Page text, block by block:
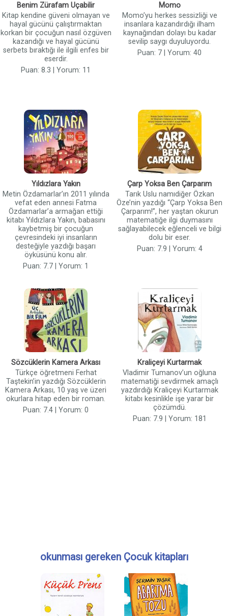
Benim Zürafam Uçabilir
Kitap kendine güveni olmayan ve
hayal gücünü çalıştırmaktan
korkan bir çocuğun nasıl özgüven
kazandığı ve hayal gücünü
serbets bıraktığı ile ilgili enfes bir
eserdir.
Puan: 8.3 | Yorum: 11
Momo
Momo’yu herkes sessizliği ve
insanlara kazandırdığı ilham
kaynağından dolayı bu kadar
sevilip saygı duyuluyordu.
Puan: 7 | Yorum: 40
Yıldızlara Yakın
Metin Özdamarlar’ın 2011 yılında
vefat eden annesi Fatma
Özdamarlar’a armağan ettiği
kitabı Yıldızlara Yakın, babasını
kaybetmiş bir çocuğun
çevresindeki iyi insanların
desteğiyle yazdığı başarı
öyküsünü konu alır.
Puan: 7.7 | Yorum: 1
Çarp Yoksa Ben Çarparım
Tarık Uslu namıdiğer Özkan
Öze’nin yazdığı “Çarp Yoksa Ben
Çarparım!”, her yaştan okurun
matematiğe ilgi duymasını
sağlayabilecek eğlenceli ve bilgi
dolu bir eser.
Puan: 7.9 | Yorum: 4
Sözcüklerin Kamera Arkası
Türkçe öğretmeni Ferhat
Taştekin’in yazdığı Sözcüklerin
Kamera Arkası, 10 yaş ve üzeri
okurlara hitap eden bir roman.
Puan: 7.4 | Yorum: 0
Kraliçeyi Kurtarmak
Vladimir Tumanov’un oğluna
matematiği sevdirmek amaçlı
yazdırdığı Kraliçeyi Kurtarmak
kitabı kesinlikle işe yarar bir
çözümdü.
Puan: 7.9 | Yorum: 181
okunması gereken Çocuk kitapları